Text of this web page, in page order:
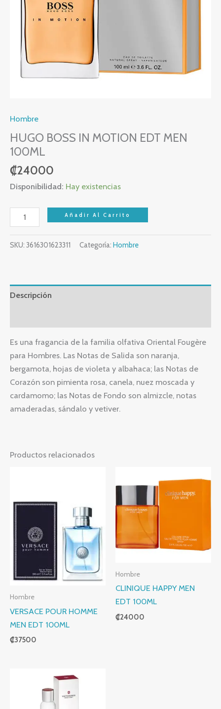
Hombre
HUGO BOSS IN MOTION EDT MEN
100ML
₡24000
Disponibilidad: Hay existencias
Añadir Al Carrito
SKU: 3616301623311 Categoría: Hombre
Descripción
Es una fragancia de la familia olfativa Oriental Fougère
para Hombres. Las Notas de Salida son naranja,
bergamota, hojas de violeta y albahaca; las Notas de
Corazón son pimienta rosa, canela, nuez moscada y
cardamomo; las Notas de Fondo son almizcle, notas
amaderadas, sándalo y vetiver.
Productos relacionados
Hombre
VERSACE POUR HOMME
MEN EDT 100ML
₡37500
Hombre
CLINIQUE HAPPY MEN
EDT 100ML
₡24000